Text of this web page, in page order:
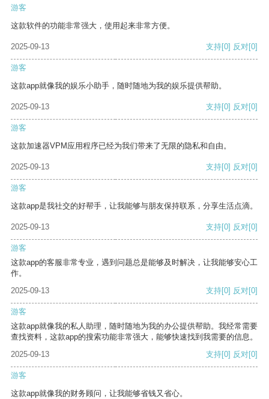
游客
这款软件的功能非常强大，使用起来非常方便。
2025-09-13 支持[0] 反对[0]
游客
这款app就像我的娱乐小助手，随时随地为我的娱乐提供帮助。
2025-09-13 支持[0] 反对[0]
游客
这款加速器VPM应用程序已经为我们带来了无限的隐私和自由。
2025-09-13 支持[0] 反对[0]
游客
这款app是我社交的好帮手，让我能够与朋友保持联系，分享生活点滴。
2025-09-13 支持[0] 反对[0]
游客
这款app的客服非常专业，遇到问题总是能够及时解决，让我能够安心工
作。
2025-09-13
支持[0] 反对[0]
游客
这款app就像我的私人助理，随时随地为我的办公提供帮助。我经常需要
查找资料，这款app的搜索功能非常强大，能够快速找到我需要的信息。
2025-09-13
支持[0] 反对[0]
游客
这款app就像我的财务顾问，让我能够省钱又省心。